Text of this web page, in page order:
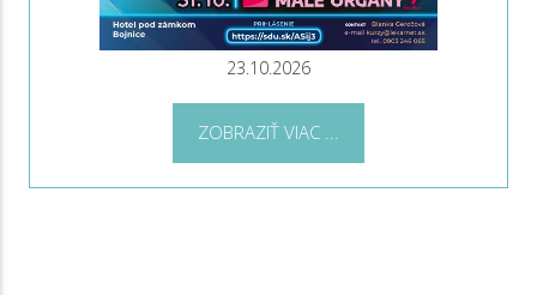
23.10.2026
ZOBRAZIŤ VIAC ...